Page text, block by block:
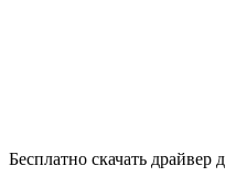
Бесплатно скачать драйвер